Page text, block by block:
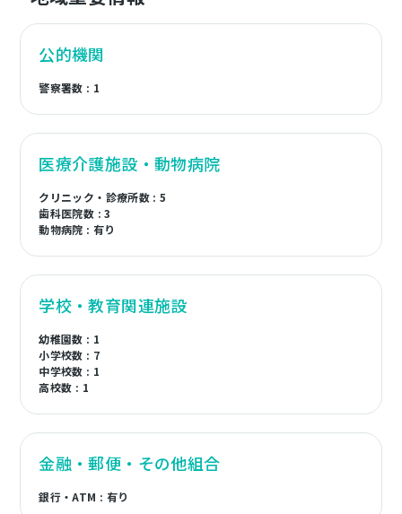
公的機関
警察署数 : 1
医療介護施設・動物病院
クリニック・診療所数 : 5
歯科医院数 : 3
動物病院 : 有り
学校・教育関連施設
幼稚園数 : 1
小学校数 : 7
中学校数 : 1
高校数 : 1
金融・郵便・その他組合
銀行・ATM : 有り